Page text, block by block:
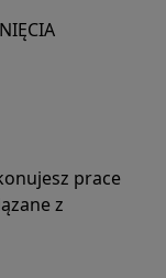
prace
z